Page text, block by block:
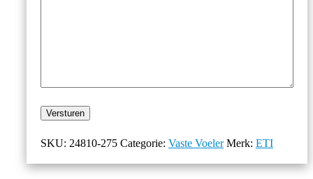
Versturen
SKU: 24810-275 Categorie: Vaste Voeler Merk: ETI